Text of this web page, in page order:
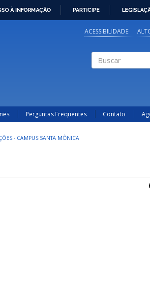
À INFORMAÇÃO PARTICIPE
ACESSIBILIDADE
Perguntas Frequentes Contato
- CAMPUS SANTA MÔNICA